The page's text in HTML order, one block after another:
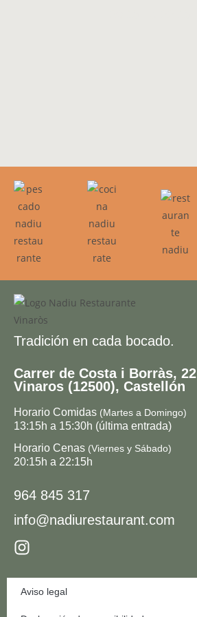
Tradición en cada bocado.
Carrer de Costa i Borràs, 22
Vinaros (12500), Castellón
Horario Comidas (Martes a Domingo)
13:15h a 15:30h (última entrada)
Horario Cenas (Viernes y Sábado)
20:15h a 22:15h
964 845 317
info@nadiurestaurant.com
Aviso legal